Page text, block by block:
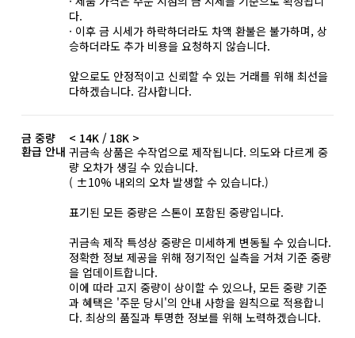
다.
· 이후 금 시세가 하락하더라도 차액 환불은 불가하며, 상
승하더라도 추가 비용을 요청하지 않습니다.
앞으로도 안정적이고 신뢰할 수 있는 거래를 위해 최선을
다하겠습니다. 감사합니다.
금 중량
환급 안내
< 14K / 18K >
귀금속 상품은 수작업으로 제작됩니다. 의도와 다르게 중
량 오차가 생길 수 있습니다.
( ±10% 내외의 오차 발생할 수 있습니다.)
표기된 모든 중량은 스톤이 포함된 중량입니다.
귀금속 제작 특성상 중량은 미세하게 변동될 수 있습니다.
정확한 정보 제공을 위해 정기적인 실측을 거쳐 기준 중량
을 업데이트합니다.
이에 따라 고지 중량이 상이할 수 있으나, 모든 중량 기준
과 혜택은 '주문 당시'의 안내 사항을 원칙으로 적용합니
다. 최상의 품질과 투명한 정보를 위해 노력하겠습니다.